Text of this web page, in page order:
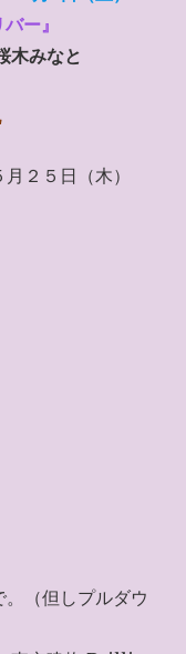
ー』
木みなと
２５日（木）
。（但しプルダウ